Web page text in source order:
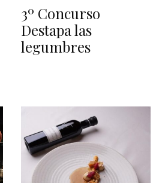
3º Concurso
Destapa las
legumbres